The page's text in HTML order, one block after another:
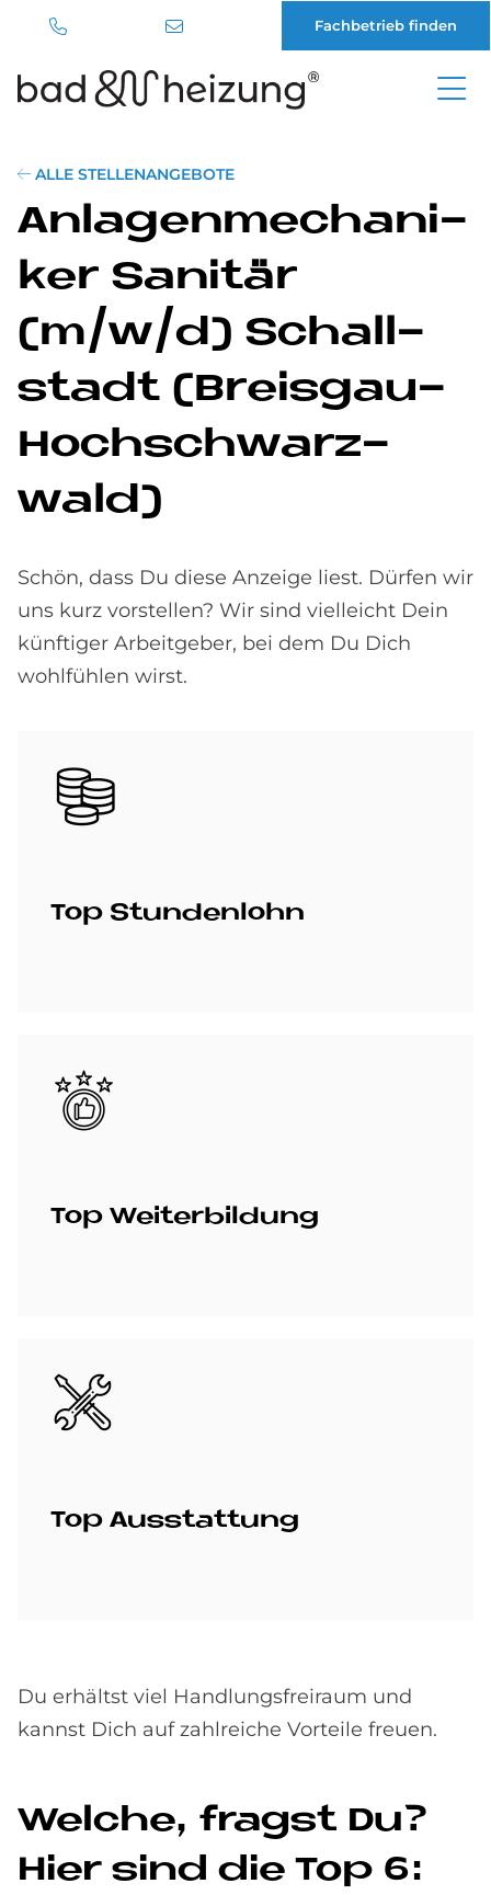
Inhalt
Fachbetrieb finden
ALLE STELLENANGEBOTE
An­la­gen­me­cha­ni­
ker Sa­ni­tär
(m/w/d) Schall­
sta­dt (Breis­gau-
Hoch­schwarz­
wald)
Schön, dass Du diese Anzeige liest. Dürfen wir
uns kurz vorstellen? Wir sind vielleicht Dein
künftiger Arbeitgeber, bei dem Du Dich
wohlfühlen wirst.
Bild
Top Stun­den­lohn
Bild
Top Wei­ter­bil­dung
Bild
Top Aus­stat­tung
Du erhältst viel Handlungsfreiraum und
kannst Dich auf zahlreiche Vorteile freuen.
Wel­che, fragst Du?
Hier sind die Top 6: